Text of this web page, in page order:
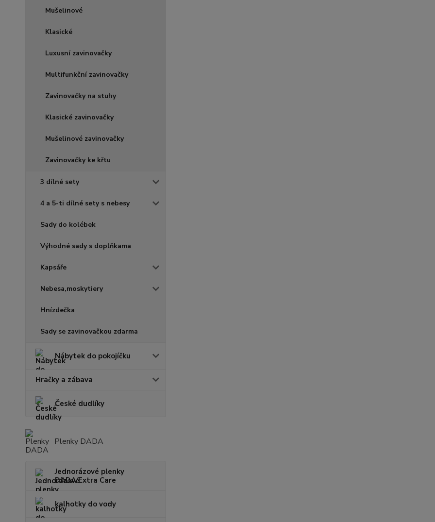
Mušelinové
Klasické
Luxusní zavinovačky
Multifunkční zavinovačky
Zavinovačky na stuhy
Klasické zavinovačky
Mušelinové zavinovačky
Zavinovačky ke křtu
3 dílné sety
4 a 5-ti dílné sety s nebesy
Sady do kolébek
Výhodné sady s doplňkama
Kapsáře
Nebesa,moskytiery
Hnízdečka
Sady se zavinovačkou zdarma
Nábytek do pokojíčku
Hračky a zábava
České dudlíky
Plenky DADA
Jednorázové plenky
DADA Extra Care
kalhotky do vody